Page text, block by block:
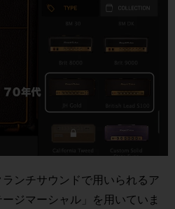
ンチサウンドで用いられるア
ジマーシャル」を用いていま